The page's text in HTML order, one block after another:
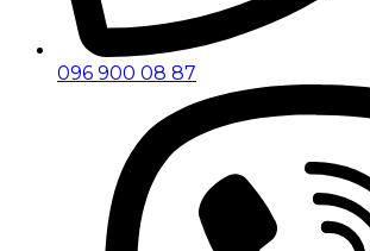
096 900 08 87